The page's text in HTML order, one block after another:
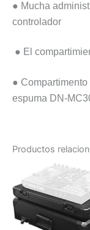
● Mucha
controlador
● El
●
espuma DN-
Productos